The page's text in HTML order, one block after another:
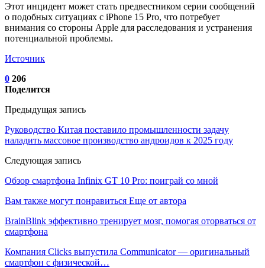
Этот инцидент может стать предвестником серии сообщений
о подобных ситуациях с iPhone 15 Pro, что потребует
внимания со стороны Apple для расследования и устранения
потенциальной проблемы.
Источник
0 206
Поделится
Предыдущая запись
Руководство Китая поставило промышленности задачу
наладить массовое производство андроидов к 2025 году
Следующая запись
Обзор смартфона Infinix GT 10 Pro: поиграй со мной
Вам также могут понравиться Еще от автора
BrainBlink эффективно тренирует мозг, помогая оторваться от
смартфона
Компания Clicks выпустила Communicator — оригинальный
смартфон с физической…